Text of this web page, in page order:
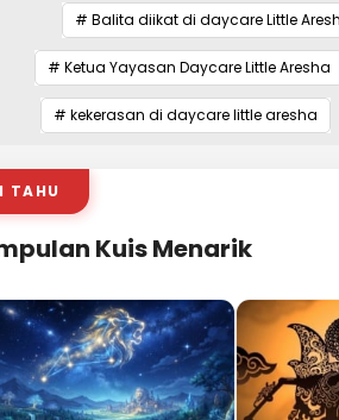
# Balita diikat di daycare Little
# Ketua Yayasan Daycare Little Aresha
# kekerasan di daycare little aresha
TAHU
Kuis Menarik